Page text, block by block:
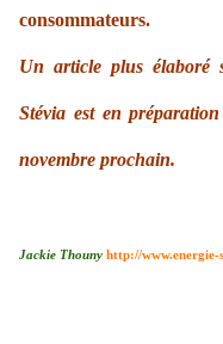
consommateurs.
Un article plus élaboré
Stévia est en
novembre prochain.
Jackie Thouny http://www.energie-